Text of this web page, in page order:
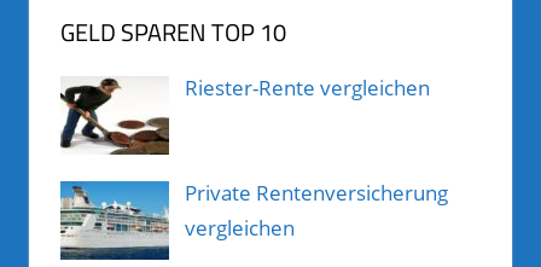
GELD SPAREN TOP 10
Riester-Rente vergleichen
Private Rentenversicherung
vergleichen